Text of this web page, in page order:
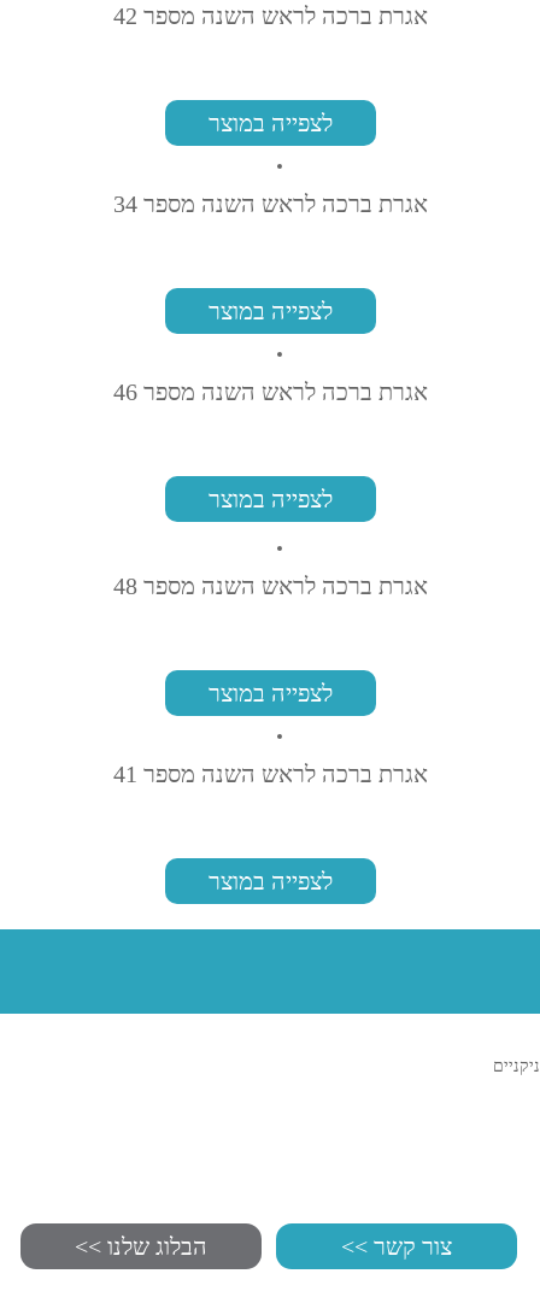
אגרת ברכה לראש השנה מספר 42
לצפייה במוצר
אגרת ברכה לראש השנה מספר 34
לצפייה במוצר
אגרת ברכה לראש השנה מספר 46
לצפייה במוצר
אגרת ברכה לראש השנה מספר 48
לצפייה במוצר
אגרת ברכה לראש השנה מספר 41
לצפייה במוצר
ניקניים
צור קשר >> הבלוג שלנו >>